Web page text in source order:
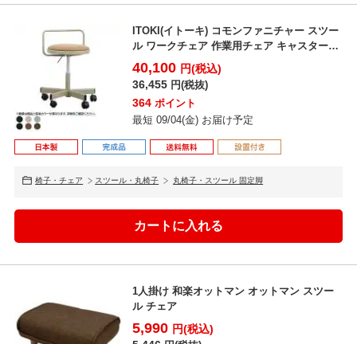
ITOKI(イトーキ) コモンファニチャー スツー
ル ワークチェア 作業用チェア キャスター付
き コ...
40,100 円(税込)
36,455 円(税抜)
364 ポイント
最短 09/04(金) お届け予定
椅子・チェア スツール・丸椅子 丸椅子・スツール 固定脚
1人掛け 和楽オットマン オットマン スツー
ル チェア
5,990 円(税込)